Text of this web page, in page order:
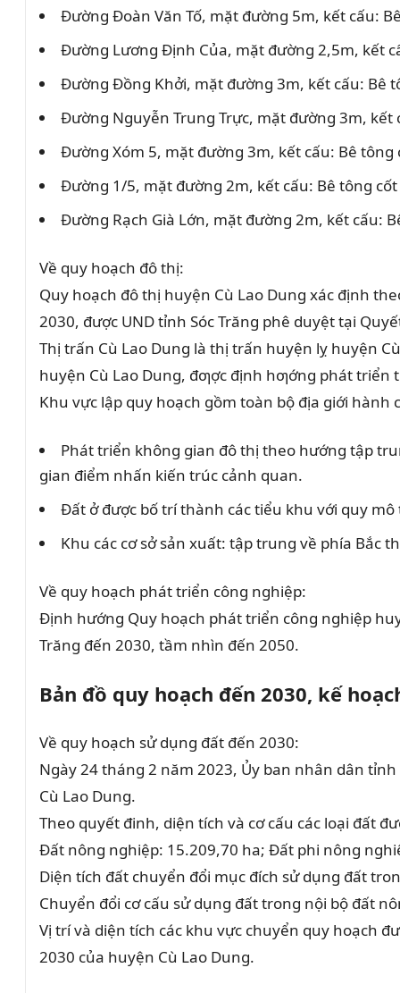
Đường Đoàn Văn Tố, mặt đường 5m, kết cấu:
Đường Lương Định Của, mặt đường 2,5m, kết
Đường Đồng Khởi, mặt đường 3m, kết cấu: Bê
Đường Nguyễn Trung Trực, mặt đường 3m, kết
Đường Xóm 5, mặt đường 3m, kết cấu: Bê tông
Đường 1/5, mặt đường 2m, kết cấu: Bê tông
Đường Rạch Già Lớn, mặt đường 2m, kết cấu:
Về quy hoạch đô thị:
Quy hoạch đô thị huyện Cù Lao Dung xác định
2030, được UND tỉnh Sóc Trăng phê duyệt tại
Thị trấn Cù Lao Dung là thị trấn huyện lỵ huyện
huyện Cù Lao Dung, đƣợc định hƣớng phát triển
Khu vực lập quy hoạch gồm toàn bộ địa giới
Phát triển không gian đô thị theo hướng tập
gian điểm nhấn kiến trúc cảnh quan.
Đất ở được bố trí thành các tiểu khu với quy
Khu các cơ sở sản xuất: tập trung về phía Bắc
Về quy hoạch phát triển công nghiệp:
Định hướng Quy hoạch phát triển công nghiệp
Trăng đến 2030, tầm nhìn đến 2050.
Bản đồ quy hoạch đến 2030, kế
Về quy hoạch sử dụng đất đến 2030:
Ngày 24 tháng 2 năm 2023, Ủy ban nhân dân
Cù Lao Dung.
Theo quyết đinh, diện tích và cơ cấu các loại đất
Đất nông nghiệp: 15.209,70 ha; Đất phi nông
Diện tích đất chuyển đổi mục đích sử dụng đất
Chuyển đổi cơ cấu sử dụng đất trong nội bộ đất
Vị trí và diện tích các khu vực chuyển quy hoạch
2030 của huyện Cù Lao Dung.